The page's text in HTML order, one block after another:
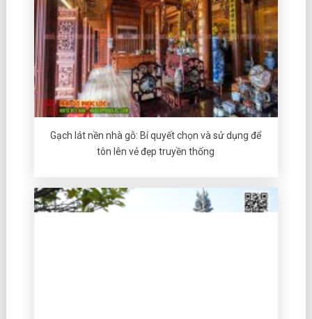
Gạch lát nền nhà gỗ: Bí quyết chọn và sử dụng để
tôn lên vẻ đẹp truyền thống